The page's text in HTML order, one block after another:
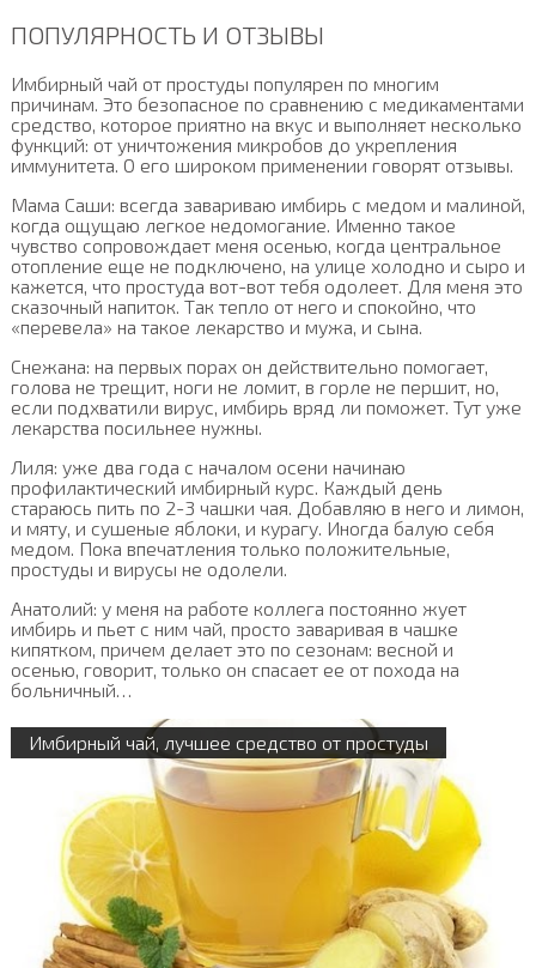
ПОПУЛЯРНОСТЬ И ОТЗЫВЫ
Имбирный чай от простуды популярен по многим
причинам. Это безопасное по сравнению с медикаментами
средство, которое приятно на вкус и выполняет несколько
функций: от уничтожения микробов до укрепления
иммунитета. О его широком применении говорят отзывы.
Мама Саши: всегда завариваю имбирь с медом и малиной,
когда ощущаю легкое недомогание. Именно такое
чувство сопровождает меня осенью, когда центральное
отопление еще не подключено, на улице холодно и сыро и
кажется, что простуда вот-вот тебя одолеет. Для меня это
сказочный напиток. Так тепло от него и спокойно, что
«перевела» на такое лекарство и мужа, и сына.
Снежана: на первых порах он действительно помогает,
голова не трещит, ноги не ломит, в горле не першит, но,
если подхватили вирус, имбирь вряд ли поможет. Тут уже
лекарства посильнее нужны.
Лиля: уже два года с началом осени начинаю
профилактический имбирный курс. Каждый день
стараюсь пить по 2-3 чашки чая. Добавляю в него и лимон,
и мяту, и сушеные яблоки, и курагу. Иногда балую себя
медом. Пока впечатления только положительные,
простуды и вирусы не одолели.
Анатолий: у меня на работе коллега постоянно жует
имбирь и пьет с ним чай, просто заваривая в чашке
кипятком, причем делает это по сезонам: весной и
осенью, говорит, только он спасает ее от похода на
больничный…
Имбирный чай, лучшее средство от простуды